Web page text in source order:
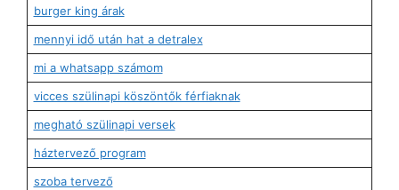
burger king árak
mennyi idő után hat a detralex
mi a whatsapp számom
vicces szülinapi köszöntők férfiaknak
megható szülinapi versek
háztervező program
szoba tervező